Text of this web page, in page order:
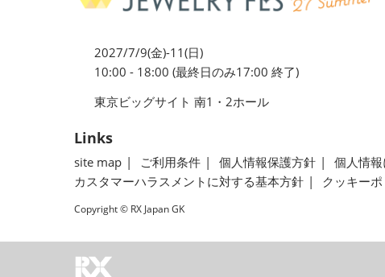
2027/7/9(金)-11(日)
10:00 - 18:00 (最終日のみ17:00 終了)
東京ビッグサイト 南1・2ホール
Links
site map ご利用条件 個人情報保護方針 個人情
カスタマーハラスメントに対する基本方針
クッキー
Copyright © RX Japan GK